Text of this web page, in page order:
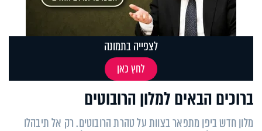
ברוכים הבאים למלון הרובוטים
מלון חדש ביפן מתפאר בצוות על טהרת הרובוטים. רק אל תיבהלו
לצפייה בתמונה
לחץ כאן